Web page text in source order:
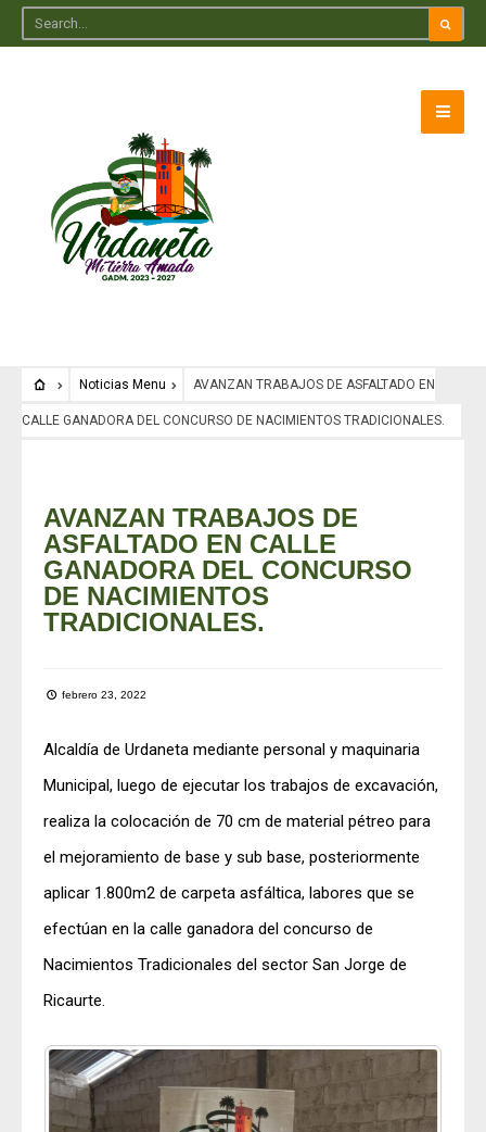
Noticias Menu AVANZAN TRABAJOS DE ASFALTADO EN
CALLE GANADORA DEL CONCURSO DE NACIMIENTOS TRADICIONALES.
AVANZAN TRABAJOS DE
ASFALTADO EN CALLE
GANADORA DEL CONCURSO
DE NACIMIENTOS
TRADICIONALES.
febrero 23, 2022
Alcaldía de Urdaneta mediante personal y maquinaria
Municipal, luego de ejecutar los trabajos de excavación,
realiza la colocación de 70 cm de material pétreo para
el mejoramiento de base y sub base, posteriormente
aplicar 1.800m2 de carpeta asfáltica, labores que se
efectúan en la calle ganadora del concurso de
Nacimientos Tradicionales del sector San Jorge de
Ricaurte.